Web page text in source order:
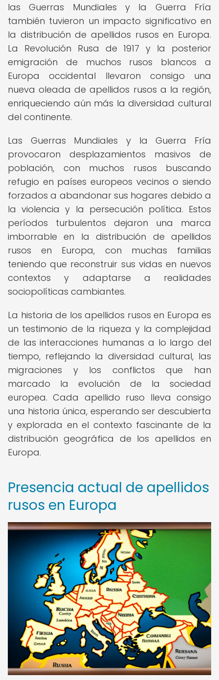
las Guerras Mundiales y la Guerra Fría
también tuvieron un impacto significativo en
la distribución de apellidos rusos en Europa.
La Revolución Rusa de 1917 y la posterior
emigración de muchos rusos blancos a
Europa occidental llevaron consigo una
nueva oleada de apellidos rusos a la región,
enriqueciendo aún más la diversidad cultural
del continente.
Las Guerras Mundiales y la Guerra Fría
provocaron desplazamientos masivos de
población, con muchos rusos buscando
refugio en países europeos vecinos o siendo
forzados a abandonar sus hogares debido a
la violencia y la persecución política. Estos
períodos turbulentos dejaron una marca
imborrable en la distribución de apellidos
rusos en Europa, con muchas familias
teniendo que reconstruir sus vidas en nuevos
contextos y adaptarse a realidades
sociopolíticas cambiantes.
La historia de los apellidos rusos en Europa es
un testimonio de la riqueza y la complejidad
de las interacciones humanas a lo largo del
tiempo, reflejando la diversidad cultural, las
migraciones y los conflictos que han
marcado la evolución de la sociedad
europea. Cada apellido ruso lleva consigo
una historia única, esperando ser descubierta
y explorada en el contexto fascinante de la
distribución geográfica de los apellidos en
Europa.
Presencia actual de apellidos
rusos en Europa